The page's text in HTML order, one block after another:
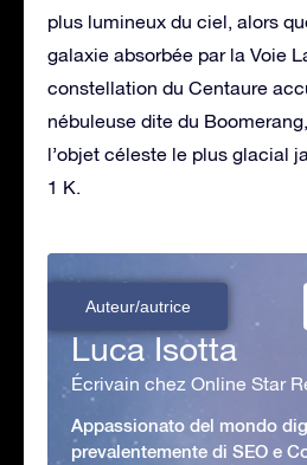
plus lumineux du ciel, alors
galaxie absorbée par la Voie
constellation du Centaure
nébuleuse dite du
l’objet céleste le plus glacial
1 K.
Auteur/autrice
Luca Isotta
Écrivain chez Online Star
Appassionato del mondo
prevalentemente di SEO e